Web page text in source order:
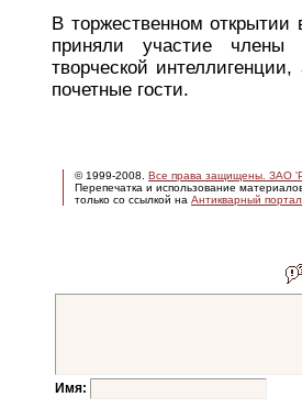
В торжественном открытии
приняли участие члены
творческой
почетные гости.
© 1999-2008. Все права защищены. ЗАО
Перепечатка и использование
только со ссылкой на Антикварный
Имя: